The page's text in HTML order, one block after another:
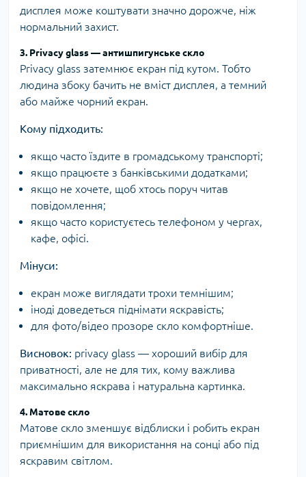
дисплея може коштувати значно дорожче, ніж
нормальний захист.
3. Privacy glass — антишпигунське скло
Privacy glass затемнює екран під кутом. Тобто
людина збоку бачить не вміст дисплея, а темний
або майже чорний екран.
Кому підходить:
якщо часто їздите в громадському транспорті;
якщо працюєте з банківськими додатками;
якщо не хочете, щоб хтось поруч читав
повідомлення;
якщо часто користуєтесь телефоном у чергах,
кафе, офісі.
Мінуси:
екран може виглядати трохи темнішим;
іноді доведеться піднімати яскравість;
для фото/відео прозоре скло комфортніше.
Висновок: privacy glass — хороший вибір для
приватності, але не для тих, кому важлива
максимально яскрава і натуральна картинка.
4. Матове скло
Матове скло зменшує відблиски і робить екран
приємнішим для використання на сонці або під
яскравим світлом.